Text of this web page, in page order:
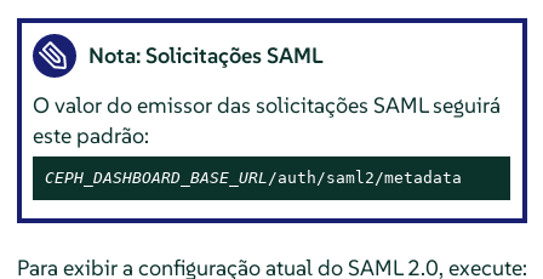
Nota: Solicitações SAML
O valor do emissor das solicitações SAML seguirá
este padrão:
CEPH_DASHBOARD_BASE_URL/auth/saml2/metadata
Para exibir a configuração atual do SAML 2.0, execute: